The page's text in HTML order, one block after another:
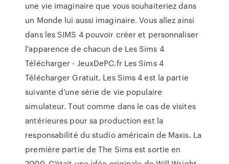
une vie imaginaire que vous souhaiteriez dans
un Monde lui aussi imaginaire. Vous allez ainsi
dans les SIMS 4 pouvoir créer et personnaliser
l'apparence de chacun de Les Sims 4
Télécharger - JeuxDePC.fr Les Sims 4
Télécharger Gratuit. Les Sims 4 est la partie
suivante d’une série de vie populaire
simulateur. Tout comme dans le cas de visites
antérieures pour sa production est la
responsabilité du studio américain de Maxis. La
première partie de The Sims est sortie en